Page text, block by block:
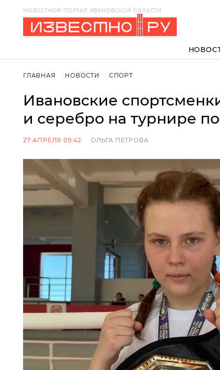
НОВОСТНОЙ ПОРТАЛ ИВАНОВСКОЙ ОБЛАСТИ
ГЛАВНАЯ НОВОСТИ СПОРТ
Ивановские
и серебро на турнире
27 АПРЕЛЯ 09:42 ОЛЬГА ПЕТРОВА